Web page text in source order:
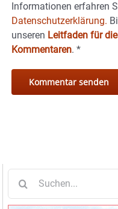
Informationen erfahren
Datenschutzerklärung.
unseren Leitfaden für
Kommentaren. *
nach: